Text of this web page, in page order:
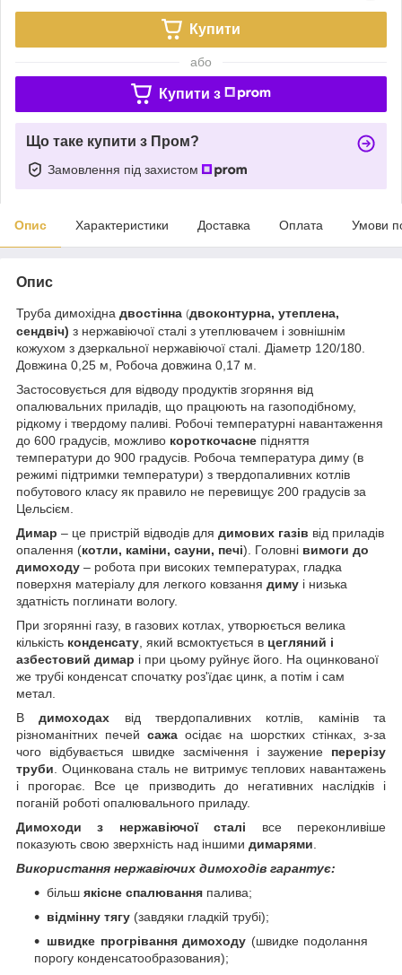
Купити
або
Купити з
Що таке купити з Пром?
Замовлення під захистом
Опис Характеристики Доставка Оплата Умови
Опис
Труба димохідна двостінна (двоконтурна, утеплена,
сендвіч) з нержавіючої сталі з утеплювачем і зовнішнім
кожухом з дзеркальної нержавіючої сталі. Діаметр 120/180.
Довжина 0,25 м, Робоча довжина 0,17 м.
Застосовується для відводу продуктів згоряння від
опалювальних приладів, що працюють на газоподібному,
рідкому і твердому паливі. Робочі температурні навантаження
до 600 градусів, можливо короткочасне підняття
температури до 900 градусів. Робоча температура диму (в
режимі підтримки температури) з твердопаливних котлів
побутового класу як правило не перевищує 200 градусів за
Цельсієм.
Димар – це пристрій відводів для димових газів від приладів
опалення (котли, каміни, сауни, печі). Головні вимоги до
димоходу – робота при високих температурах, гладка
поверхня матеріалу для легкого ковзання диму і низька
здатність поглинати вологу.
При згорянні газу, в газових котлах, утворюється велика
кількість конденсату , який всмоктується в цегляний і
азбестовий димар і при цьому руйнує його. На оцинкованої
же трубі конденсат спочатку роз'їдає цинк, а потім і сам
метал.
Вдимоходах від твердопаливних котлів, камінів та
різноманітних печей сажа осідає на шорстких стінках, з-за
чого відбувається швидке засмічення і заужение перерізу
труби . Оцинкована сталь не витримує теплових навантажень
і прогорає. Все це призводить до негативних наслідків і
поганій роботі опалювального приладу.
Димоходи з нержавіючої сталі все переконливіше
показують свою зверхність над іншими димарями
Використання нержавіючих димоходів гарантує:
більш якісне спалювання палива;
відмінну тягу (завдяки гладкій трубі);
швидке прогрівання димоходу (швидке подолання
порогу конденсатообразования);